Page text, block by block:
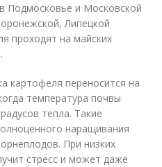
Подмосковье и Московской
Липецкой
проходят на майских
картофеля переносится на
температура почвы
тепла. Такие
наращивания
При низких
стресс и может даже